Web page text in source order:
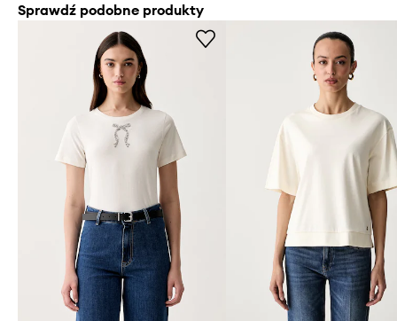
Sprawdź podobne produkty